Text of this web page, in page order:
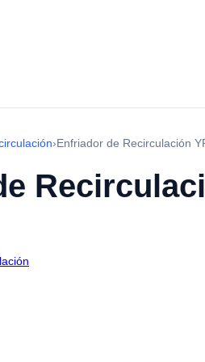
›Enfriador de Recirculación